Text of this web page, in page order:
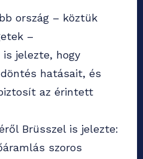
ország – köztük
–
jelezte, hogy
hatásait, és
az érintett
Brüsszel is jelezte:
szoros